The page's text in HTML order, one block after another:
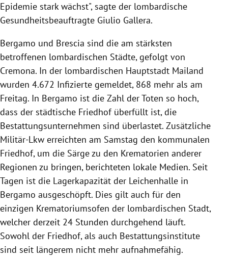
Epidemie stark wächst", sagte der lombardische
Gesundheitsbeauftragte Giulio Gallera.
Bergamo und Brescia sind die am stärksten
betroffenen lombardischen Städte, gefolgt von
Cremona. In der lombardischen Hauptstadt Mailand
wurden 4.672 Infizierte gemeldet, 868 mehr als am
Freitag. In Bergamo ist die Zahl der Toten so hoch,
dass der städtische Friedhof überfüllt ist, die
Bestattungsunternehmen sind überlastet. Zusätzliche
Militär-Lkw erreichten am Samstag den kommunalen
Friedhof, um die Särge zu den Krematorien anderer
Regionen zu bringen, berichteten lokale Medien. Seit
Tagen ist die Lagerkapazität der Leichenhalle in
Bergamo ausgeschöpft. Dies gilt auch für den
einzigen Krematoriumsofen der lombardischen Stadt,
welcher derzeit 24 Stunden durchgehend läuft.
Sowohl der Friedhof, als auch Bestattungsinstitute
sind seit längerem nicht mehr aufnahmefähig.